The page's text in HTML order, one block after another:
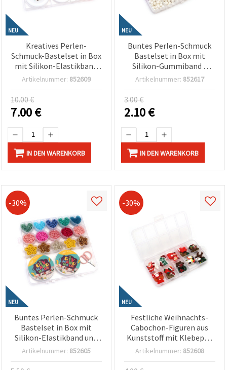
NEU
Kreatives Perlen-
Schmuck-Bastelset in Box
mit Silikon-Elastikband
und Zubehör – sortierte
Artikelnummer: 852609
10.00 €
7.00€
IN DEN WARENKORB
NEU
Buntes Perlen-Schmuck
Bastelset in Box mit
Silikon-Gummiband –
Verschiedene Formen &
Kinder – Kreatives
Basteln & DIY Schmuck
herstellen
Artikelnummer: 852617
3.00 €
2.10€
IN DEN WARENKORB
-30%
NEU
Buntes Perlen-Schmuck
Bastelset in Box mit
Silikon-Elastikband und
Schere – Sortierte Farben
Kreativbasteln & DIY
Artikelnummer: 852605
-30%
NEU
Festliche Weihnachts-
Cabochon-Figuren aus
Kunststoff mit Klebepad
– 20 Stück – Ideal für
& Weihnachtsprojekte
Artikelnummer: 852608